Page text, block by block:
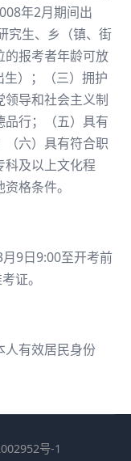
年2月期间出
究生、乡（镇、街
的报考者年龄可放
）；（三）拥护
领导和社会主义制
品行；（五）具有
（六）具有符合职
科及以上文化程
格条件。
9日9:00至开考前
证。
人有效居民身份
号-1